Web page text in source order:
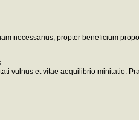
necessarius, propter beneficium
vulnus et vitae aequilibrio minitatio.